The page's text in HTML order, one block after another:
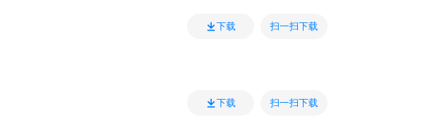
下载 扫一扫下载
下载 扫一扫下载